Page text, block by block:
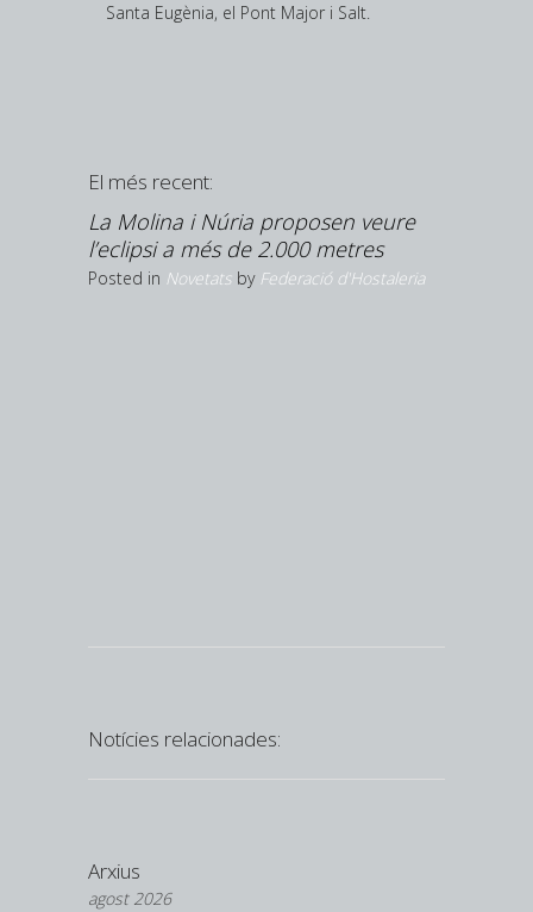
Santa Eugènia, el Pont Major i Salt.
El més recent:
La Molina i Núria proposen veure
l’eclipsi a més de 2.000 metres
Posted in Novetats by Federació d'Hostaleria
Notícies relacionades:
Arxius
agost 2026